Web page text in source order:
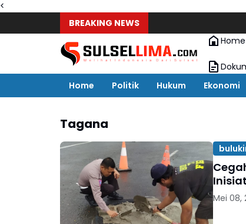
<
BREAKING NEWS
Home
Home
Politik Hukum Ekonomi
Tagana
Mei 08,